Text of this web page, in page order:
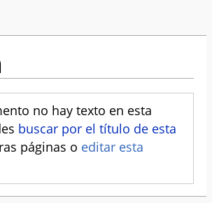
no hay texto en esta
buscar por el título de esta
páginas o editar esta